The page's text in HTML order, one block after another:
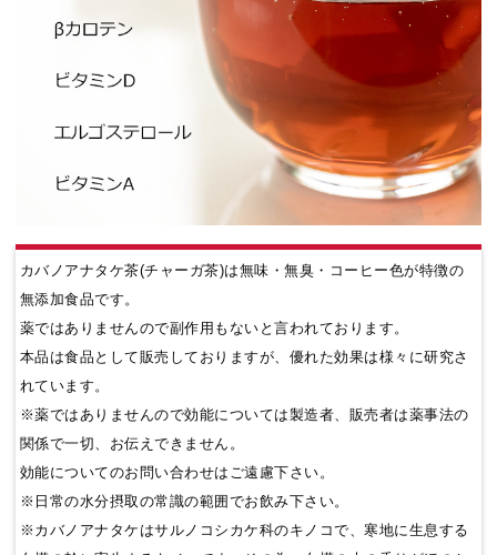
カバノアナタケ茶(チャーガ茶)は無味・無臭・コーヒー色が特徴の
無添加食品です。
薬ではありませんので副作用もないと言われております。
本品は食品として販売しておりますが、優れた効果は様々に研究さ
れています。
※薬ではありませんので効能については製造者、販売者は薬事法の
関係で一切、お伝えできません。
効能についてのお問い合わせはご遠慮下さい。
※日常の水分摂取の常識の範囲でお飲み下さい。
※カバノアナタケはサルノコシカケ科のキノコで、寒地に生息する